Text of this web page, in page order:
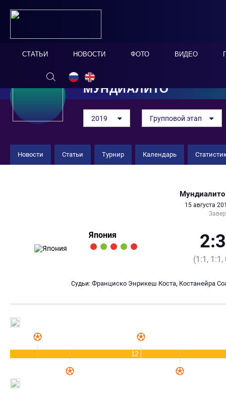
СТАТЬИ НОВОСТИ ФОТО ВИДЕО
МУНДИАЛИТО
2019 Групповой этап
Новости Статьи Турнир Календарь
15 августа
Япония 2:3
(1:1, 1:1,
Судьи: Франциско Энрикеш Коста, Костанейра
12